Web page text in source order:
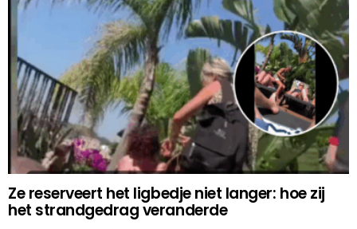
Ze reserveert het ligbedje niet langer: hoe zij
het strandgedrag veranderde